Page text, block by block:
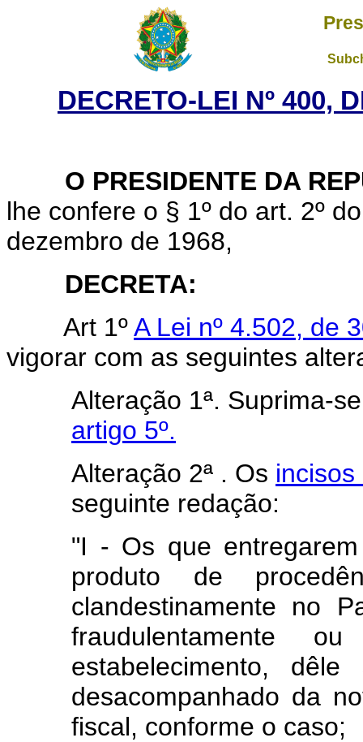
DECRETO-LEI Nº 400,
O PRESIDENTE DA
lhe confere o § 1º do art. 2º
dezembro de 1968,
DECRETA:
Art 1ºA Lei nº 4.502, de
vigorar com as seguintes
Alteração 1ª. Suprima-
artigo 5º.
Alteração 2ª . Os
seguinte redação:
"I - Os que
produto de
clandestinamente no
fraudulentamente
estabelecimento,
desacompanhado da
fiscal, conforme o caso;